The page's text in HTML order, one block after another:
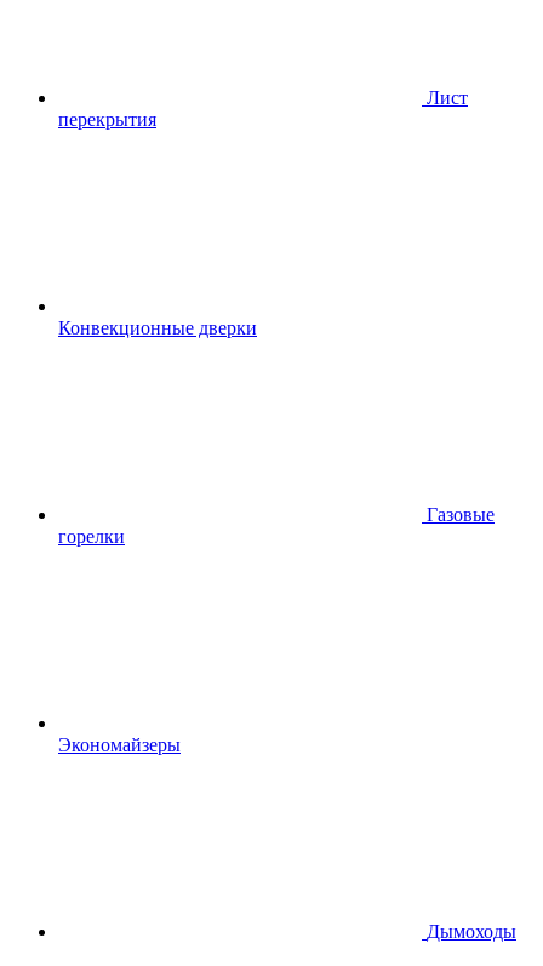
Лист
перекрытия
Конвекционные дверки
Газовые
горелки
Экономайзеры
Дымоходы